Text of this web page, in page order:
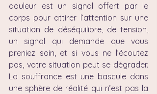
douleur est un signal offert par le
corps pour attirer l’attention sur une
situation de déséquilibre, de tension,
un signal qui demande que vous
preniez soin, et si vous ne l’écoutez
pas, votre situation peut se dégrader.
La souffrance est une bascule dans
une sphère de réalité qui n’est pas la